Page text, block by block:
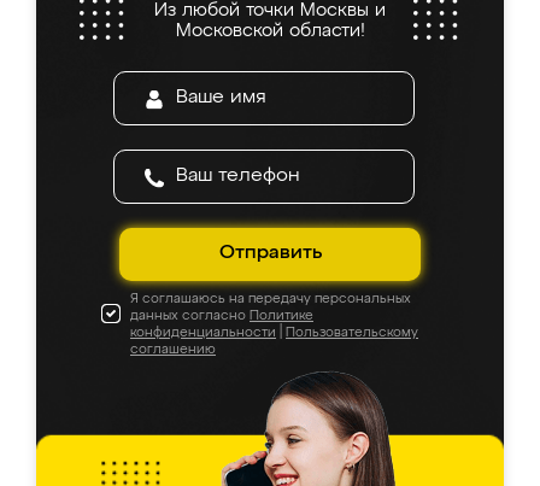
Из любой точки Москвы и
Московской области!
Отправить
Я соглашаюсь на передачу персональных
данных согласно Политике
конфиденциальности
Пользовательскому
соглашению